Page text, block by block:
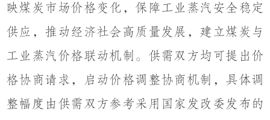
映煤炭市场价格变化，保障工业蒸汽安全稳定
供应，推动经济社会高质量发展，建立煤炭与
工业蒸汽价格联动机制。供需双方均可提出价
格协商请求，启动价格调整协商机制，具体调
整幅度由供需双方参考采用国家发改委发布的